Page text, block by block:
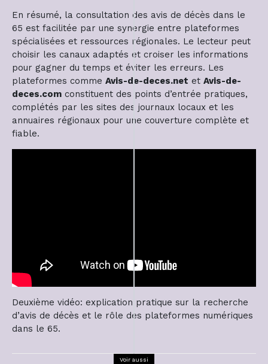
En résumé, la consultation des avis de décès dans le
65 est facilitée par une synergie entre plateformes
spécialisées et ressources régionales. Le lecteur peut
choisir les canaux adaptés et croiser les informations
pour gagner du temps et éviter les erreurs. Les
plateformes comme Avis-de-deces.net et Avis-de-
deces.com constituent des points d’entrée pratiques,
complétés par les sites des journaux locaux et les
annuaires régionaux pour une couverture complète et
fiable.
Deuxième vidéo: explication pratique sur la recherche
d’avis de décès et le rôle des plateformes numériques
dans le 65.
Voir aussi